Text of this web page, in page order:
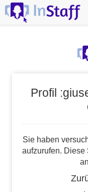
Profil
Sie haben
aufzurufen. Diese